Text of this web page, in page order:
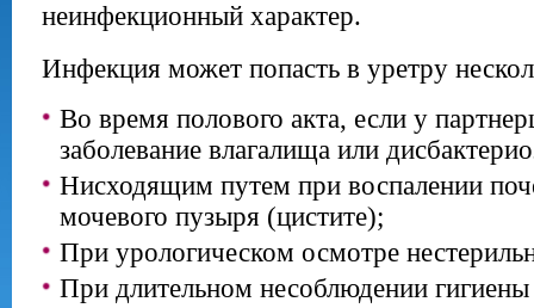
неинфекционный характер.
Инфекция может попасть в уретру
Во время полового акта, если у
заболевание влагалища или
Нисходящим путем при воспалении
мочевого пузыря (цистите);
При урологическом осмотре
При длительном несоблюдении